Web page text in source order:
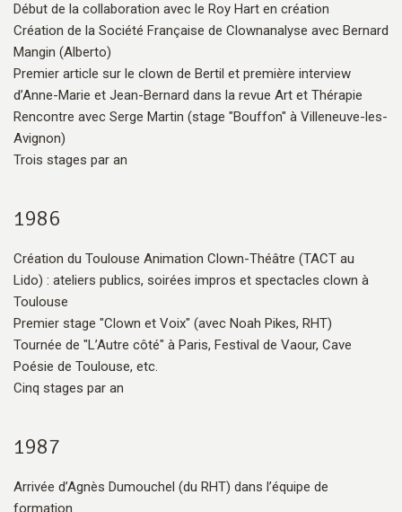
Début de la collaboration avec le Roy Hart en création
Création de la Société Française de Clownanalyse avec Bernard
Mangin (Alberto)
Premier article sur le clown de Bertil et première interview
d’Anne-Marie et Jean-Bernard dans la revue Art et Thérapie
Rencontre avec Serge Martin (stage "Bouffon" à Villeneuve-les-
Avignon)
Trois stages par an
1986
Création du Toulouse Animation Clown-Théâtre (TACT au
Lido) : ateliers publics, soirées impros et spectacles clown à
Toulouse
Premier stage "Clown et Voix" (avec Noah Pikes, RHT)
Tournée de "L’Autre côté" à Paris, Festival de Vaour, Cave
Poésie de Toulouse, etc.
Cinq stages par an
1987
Arrivée d’Agnès Dumouchel (du RHT) dans l’équipe de